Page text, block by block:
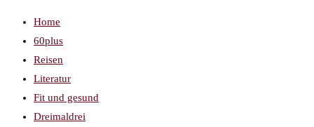
Home
60plus
Reisen
Literatur
Fit und gesund
Dreimaldrei